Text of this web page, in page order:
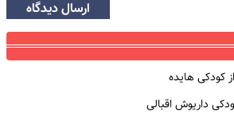
ارسال دیدگاه
کودکی هایده
داریوش اقبالی